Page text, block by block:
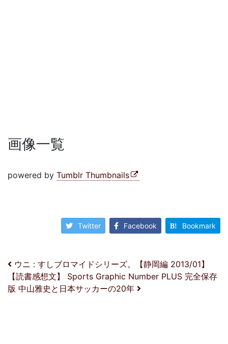
画像一覧
powered by Tumblr Thumbnails
Twitter Facebook Bookmark
投稿ナビゲーション
ウニ : すしブロマイドシリーズ。【静岡編 2013/01】
【読書感想文】 Sports Graphic Number PLUS 完全保存
版 中山雅史と日本サッカーの20年